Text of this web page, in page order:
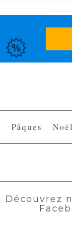
Pâques Noël
Découvrez